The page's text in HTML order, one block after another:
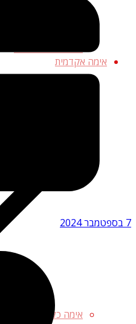
אימה אקדמית
אימה כלכלית
7 בספטמבר 2024